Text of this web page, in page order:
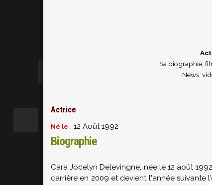
Sa biographie,
News,
Actrice
Né le : 12 Août 1992
Biographie
Cara Jocelyn Delevingne, née le 12 août
carrière en 2009 et devient l'année suivante